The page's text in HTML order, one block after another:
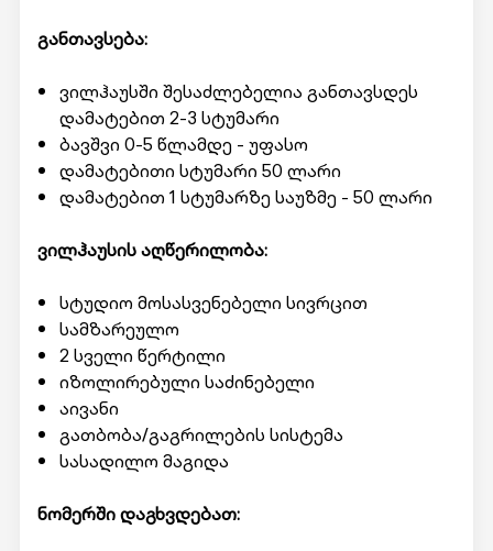
განთავსება:
ვილჰაუსში შესაძლებელია განთავსდეს
დამატებით 2-3 სტუმარი
ბავშვი 0-5 წლამდე - უფასო
დამატებითი სტუმარი 50 ლარი
დამატებით 1 სტუმარზე საუზმე - 50 ლარი
ვილჰაუსის აღწერილობა:
სტუდიო მოსასვენებელი სივრცით
სამზარეულო
2 სველი წერტილი
იზოლირებული საძინებელი
აივანი
გათბობა/გაგრილების სისტემა
სასადილო მაგიდა
ნომერში დაგხვდებათ: